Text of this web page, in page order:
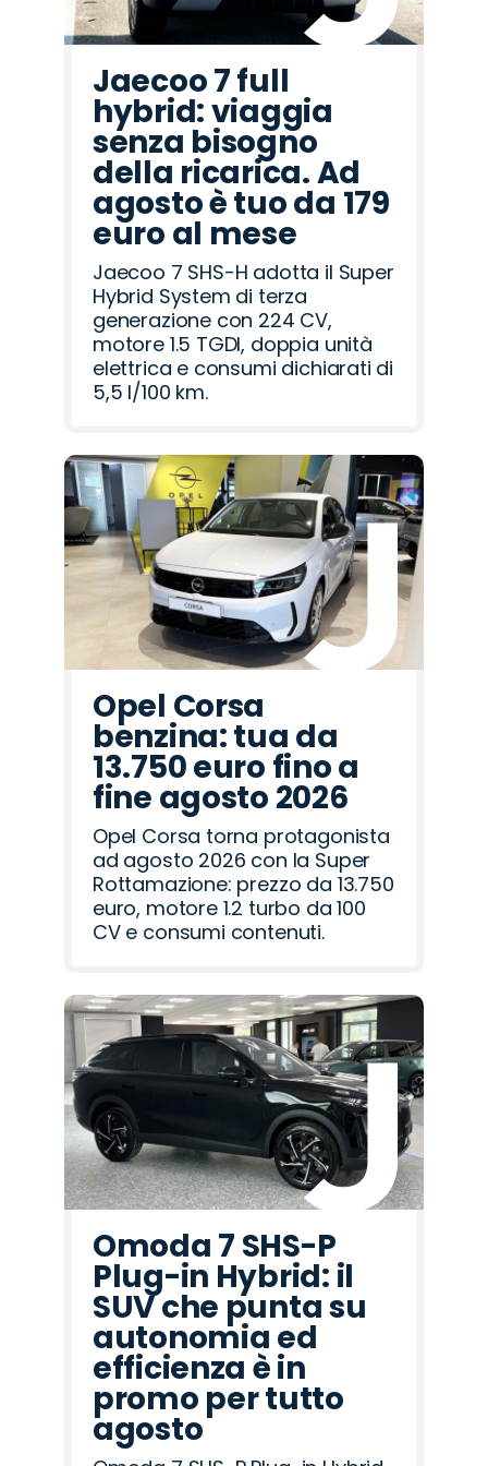
Jaecoo 7 full
hybrid: viaggia
senza bisogno
della ricarica. Ad
agosto è tuo da 179
euro al mese
Jaecoo 7 SHS-H adotta il Super
Hybrid System di terza
generazione con 224 CV,
motore 1.5 TGDI, doppia unità
elettrica e consumi dichiarati di
5,5 l/100 km.
Opel Corsa
benzina: tua da
13.750 euro fino a
fine agosto 2026
Opel Corsa torna protagonista
ad agosto 2026 con la Super
Rottamazione: prezzo da 13.750
euro, motore 1.2 turbo da 100
CV e consumi contenuti.
Omoda 7 SHS-P
Plug-in Hybrid: il
SUV che punta su
autonomia ed
efficienza è in
promo per tutto
agosto